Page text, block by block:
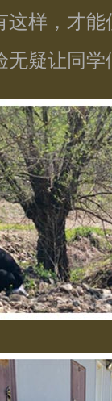
这样，才
无疑让同